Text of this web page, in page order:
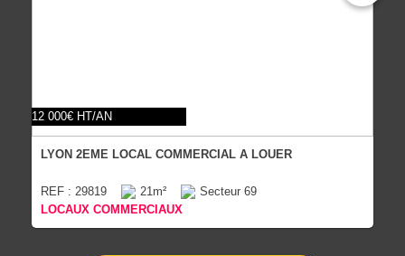
12 000€ HT/AN
LYON 2EME LOCAL COMMERCIAL A LOUER
REF : 29819 21m²
Secteur 69
LOCAUX COMMERCIAUX